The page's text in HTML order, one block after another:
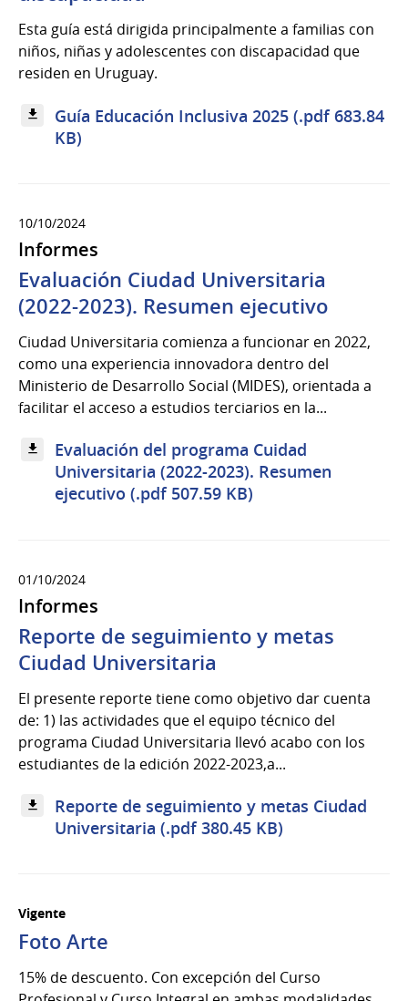
Esta guía está dirigida principalmente a familias con
niños, niñas y adolescentes con discapacidad que
residen en Uruguay.
Guía Educación Inclusiva 2025 (.pdf 683.84
KB)
10/10/2024
Informes
Evaluación Ciudad Universitaria
(2022-2023). Resumen ejecutivo
Ciudad Universitaria comienza a funcionar en 2022,
como una experiencia innovadora dentro del
Ministerio de Desarrollo Social (MIDES), orientada a
facilitar el acceso a estudios terciarios en la...
Evaluación del programa Cuidad
Universitaria (2022-2023). Resumen
ejecutivo (.pdf 507.59 KB)
01/10/2024
Informes
Reporte de seguimiento y metas
Ciudad Universitaria
El presente reporte tiene como objetivo dar cuenta
de: 1) las actividades que el equipo técnico del
programa Ciudad Universitaria llevó acabo con los
estudiantes de la edición 2022-2023,a...
Reporte de seguimiento y metas Ciudad
Universitaria (.pdf 380.45 KB)
Vigente
Foto Arte
15% de descuento. Con excepción del Curso